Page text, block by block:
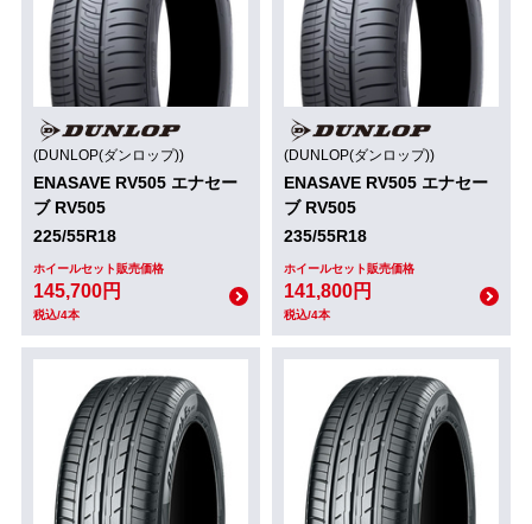
(DUNLOP(ダンロップ))
ENASAVE RV505 エナセー
ブ RV505
225/55R18
ホイールセット販売価格
145,700円
税込/4本
(DUNLOP(ダンロップ))
ENASAVE RV505 エナセー
ブ RV505
235/55R18
ホイールセット販売価格
141,800円
税込/4本